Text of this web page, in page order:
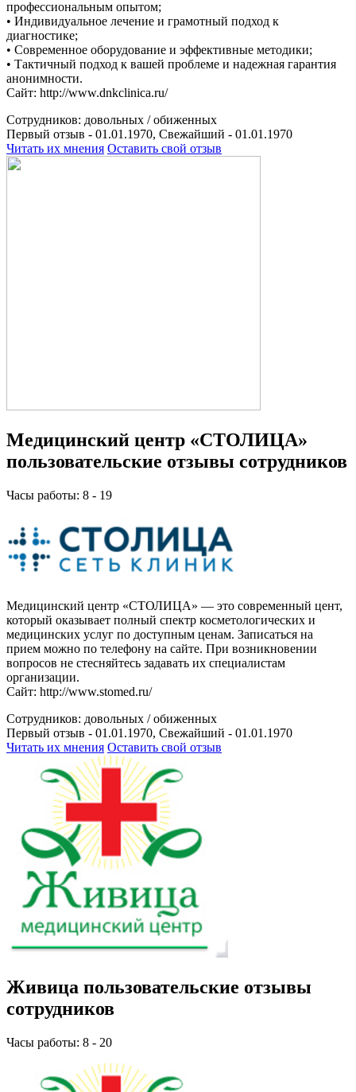
профессиональным опытом;
• Индивидуальное лечение и грамотный подход к
диагностике;
• Современное оборудование и эффективные методики;
• Тактичный подход к вашей проблеме и надежная гарантия
анонимности.
Сайт: http://www.dnkclinica.ru/
Сотрудников: довольных /обиженных
Первый отзыв - 01.01.1970, Свежайший - 01.01.1970
Читать их мнения Оставить свой отзыв
Медицинский центр «СТОЛИЦА»
пользовательские отзывы сотрудников
Часы работы: 8 - 19
Медицинский центр «СТОЛИЦА» — это современный цент,
который оказывает полный спектр косметологических и
медицинских услуг по доступным ценам. Записаться на
прием можно по телефону на сайте. При возникновении
вопросов не стесняйтесь задавать их специалистам
организации.
Сайт: http://www.stomed.ru/
Сотрудников: довольных /обиженных
Первый отзыв - 01.01.1970, Свежайший - 01.01.1970
Читать их мнения Оставить свой отзыв
Живица пользовательские отзывы
сотрудников
Часы работы: 8 - 20